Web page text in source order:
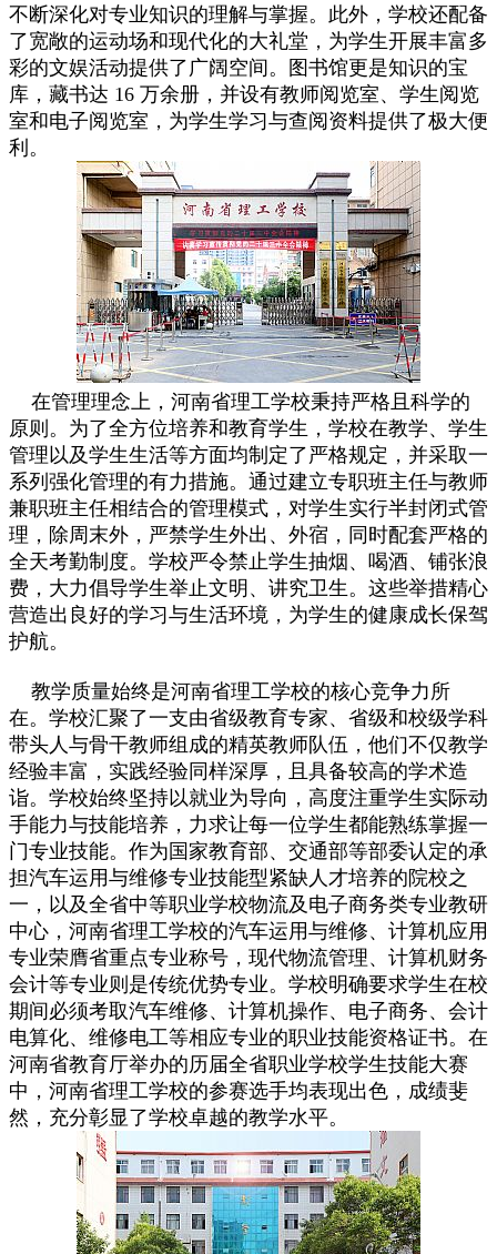
不断深化对专业知识的理解与掌握。此外，学校还配备
了宽敞的运动场和现代化的大礼堂，为学生开展丰富多
彩的文娱活动提供了广阔空间。图书馆更是知识的宝
库，藏书达 16 万余册，并设有教师阅览室、学生阅览
室和电子阅览室，为学生学习与查阅资料提供了极大便
利。
在管理理念上，河南省理工学校秉持严格且科学的
原则。为了全方位培养和教育学生，学校在教学、学生
管理以及学生生活等方面均制定了严格规定，并采取一
系列强化管理的有力措施。通过建立专职班主任与教师
兼职班主任相结合的管理模式，对学生实行半封闭式管
理，除周末外，严禁学生外出、外宿，同时配套严格的
全天考勤制度。学校严令禁止学生抽烟、喝酒、铺张浪
费，大力倡导学生举止文明、讲究卫生。这些举措精心
营造出良好的学习与生活环境，为学生的健康成长保驾
护航。
教学质量始终是河南省理工学校的核心竞争力所
在。学校汇聚了一支由省级教育专家、省级和校级学科
带头人与骨干教师组成的精英教师队伍，他们不仅教学
经验丰富，实践经验同样深厚，且具备较高的学术造
诣。学校始终坚持以就业为导向，高度注重学生实际动
手能力与技能培养，力求让每一位学生都能熟练掌握一
门专业技能。作为国家教育部、交通部等部委认定的承
担汽车运用与维修专业技能型紧缺人才培养的院校之
一，以及全省中等职业学校物流及电子商务类专业教研
中心，河南省理工学校的汽车运用与维修、计算机应用
专业荣膺省重点专业称号，现代物流管理、计算机财务
会计等专业则是传统优势专业。学校明确要求学生在校
期间必须考取汽车维修、计算机操作、电子商务、会计
电算化、维修电工等相应专业的职业技能资格证书。在
河南省教育厅举办的历届全省职业学校学生技能大赛
中，河南省理工学校的参赛选手均表现出色，成绩斐
然，充分彰显了学校卓越的教学水平。